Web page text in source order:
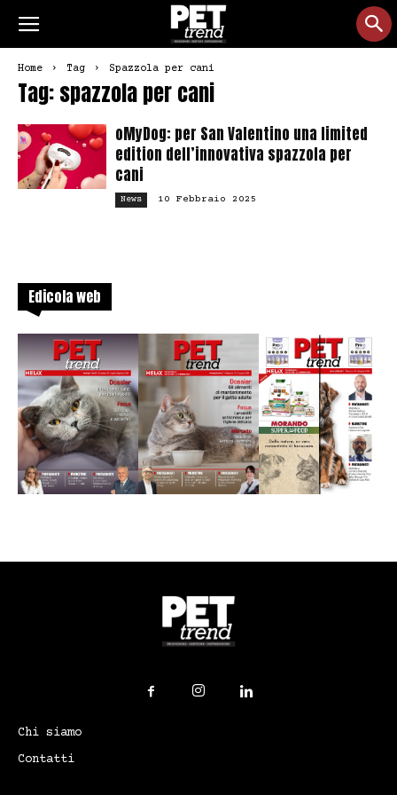
Home Tag Spazzola per cani
Tag: spazzola per cani
oMyDog: per San Valentino una limited
edition dell’innovativa spazzola per
cani
News 10 Febbraio 2025
Edicola web
Chi siamo
Contatti